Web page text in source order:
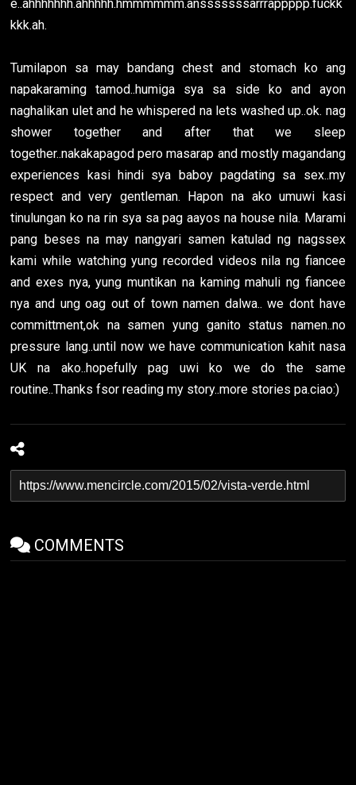
e..ahhhhhhh.ahhhhh.hmmmmmm.ansssssssarrrappppp.fuckk
kkk.ah.
Tumilapon sa may bandang chest and stomach ko ang
napakaraming tamod..humiga sya sa side ko and ayon
naghalikan ulet and he whispered na lets washed up..ok. nag
shower together and after that we sleep
together..nakakapagod pero masarap and mostly magandang
experiences kasi hindi sya baboy pagdating sa sex..my
respect and very gentleman. Hapon na ako umuwi kasi
tinulungan ko na rin sya sa pag aayos na house nila. Marami
pang beses na may nangyari samen katulad ng nagssex
kami while watching yung recorded videos nila ng fiancee
and exes nya, yung muntikan na kaming mahuli ng fiancee
nya and ung oag out of town namen dalwa.. we dont have
committment,ok na samen yung ganito status namen..no
pressure lang..until now we have communication kahit nasa
UK na ako..hopefully pag uwi ko we do the same
routine..Thanks fsor reading my story..more stories pa.ciao:)
COMMENTS